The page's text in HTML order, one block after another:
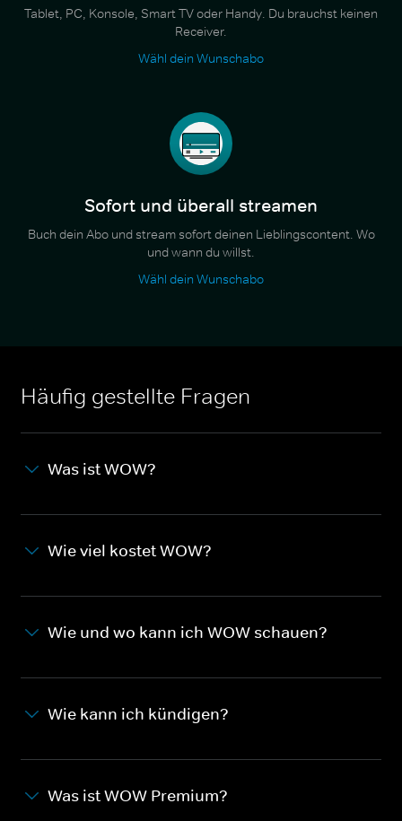
Tablet, PC, Konsole, Smart TV oder Handy. Du brauchst keinen
Receiver.
Wähl dein Wunschabo
Sofort und überall streamen
Buch dein Abo und stream sofort deinen Lieblingscontent. Wo
und wann du willst.
Wähl dein Wunschabo
Häufig gestellte Fragen
Was ist WOW?
Wie viel kostet WOW?
Wie und wo kann ich WOW schauen?
Wie kann ich kündigen?
Was ist WOW Premium?